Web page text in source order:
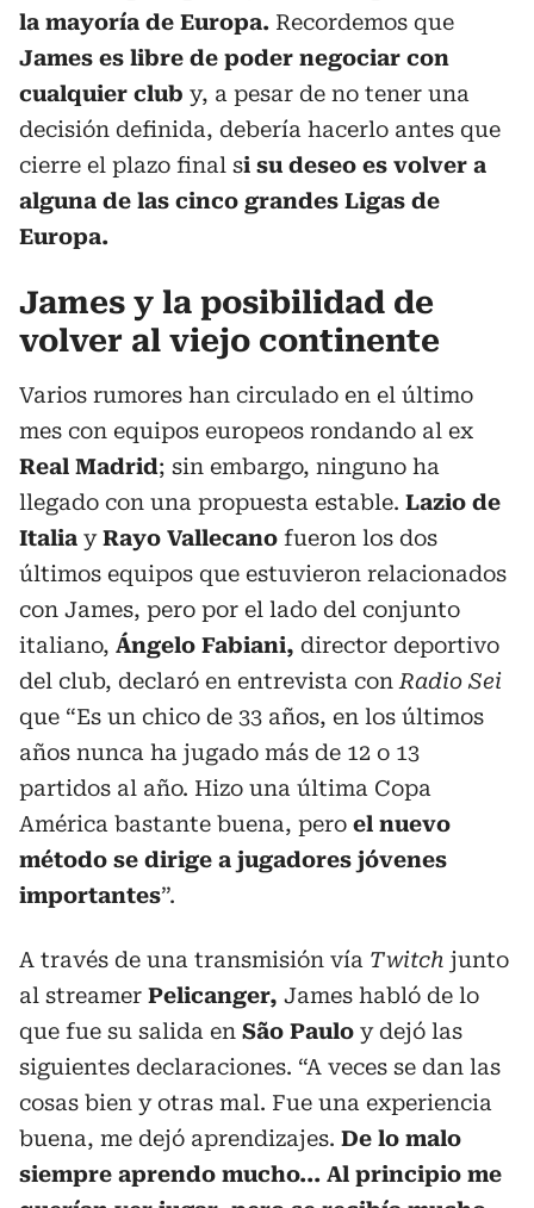
la mayoría de Europa. Recordemos que
James es libre de poder negociar con
cualquier club y, a pesar de no tener una
decisión definida, debería hacerlo antes que
cierre el plazo final si su deseo es volver a
alguna de las cinco grandes Ligas de
Europa.
James y la posibilidad de
volver al viejo continente
Varios rumores han circulado en el último
mes con equipos europeos rondando al ex
Real Madrid; sin embargo, ninguno ha
llegado con una propuesta estable. Lazio de
Italia yRayo Vallecano fueron los dos
últimos equipos que estuvieron relacionados
con James, pero por el lado del conjunto
italiano, Ángelo Fabiani, director deportivo
del club, declaró en entrevista con Radio Sei
que “Es un chico de 33 años, en los últimos
años nunca ha jugado más de 12 o 13
partidos al año. Hizo una última Copa
América bastante buena, pero el nuevo
método se dirige a jugadores jóvenes
importantes”.
A través de una transmisión vía Twitch junto
al streamer Pelicanger, James habló de lo
que fue su salida en São Paulo y dejó las
siguientes declaraciones. “A veces se dan las
cosas bien y otras mal. Fue una experiencia
buena, me dejó aprendizajes. De lo malo
siempre aprendo mucho... Al principio me